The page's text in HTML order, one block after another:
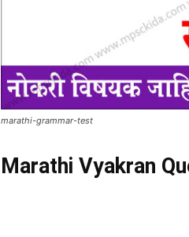
marathi-grammar-test
Marathi Vyakran